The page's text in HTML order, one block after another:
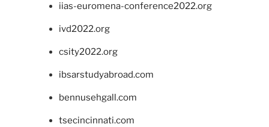
iias-euromena-conference2022.org
ivd2022.org
csity2022.org
ibsarstudyabroad.com
bennusehgall.com
tsecincinnati.com